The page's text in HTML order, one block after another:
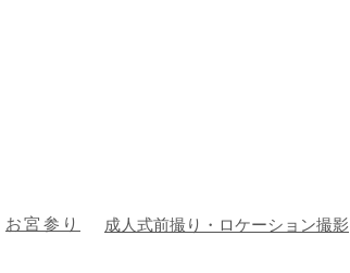
お宮参り 成人式前撮り・ロケーション撮影